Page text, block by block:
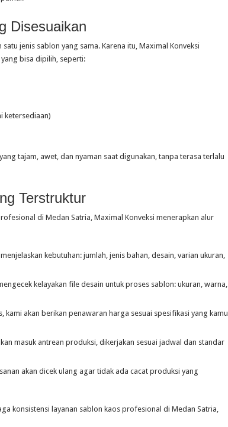
Disesuaikan
jenis sablon yang sama. Karena itu, Maximal Konveksi
bisa dipilih, seperti:
ketersediaan)
tajam, awet, dan nyaman saat digunakan, tanpa terasa terlalu
Terstruktur
di Medan Satria, Maximal Konveksi menerapkan alur
kebutuhan: jumlah, jenis bahan, desain, varian ukuran,
kelayakan file desain untuk proses sablon: ukuran, warna,
kami akan berikan penawaran harga sesuai spesifikasi yang kamu
masuk antrean produksi, dikerjakan sesuai jadwal dan standar
akan dicek ulang agar tidak ada cacat produksi yang
konsistensi layanan sablon kaos profesional di Medan Satria,